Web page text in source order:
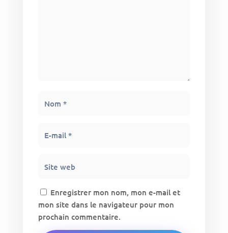
Enregistrer mon nom, mon e-mail et
mon site dans le navigateur pour mon
prochain commentaire.